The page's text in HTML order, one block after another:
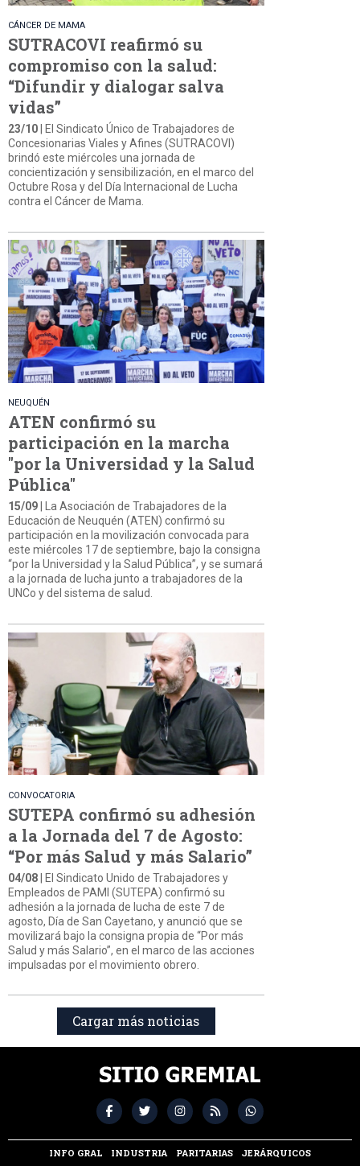
CÁNCER DE MAMA
SUTRACOVI reafirmó su
compromiso con la salud:
“Difundir y dialogar salva
vidas”
23/10 | El Sindicato Único de Trabajadores de
Concesionarias Viales y Afines (SUTRACOVI)
brindó este miércoles una jornada de
concientización y sensibilización, en el marco del
Octubre Rosa y del Día Internacional de Lucha
contra el Cáncer de Mama.
NEUQUÉN
ATEN confirmó su
participación en la marcha
"por la Universidad y la Salud
Pública"
15/09 | La Asociación de Trabajadores de la
Educación de Neuquén (ATEN) confirmó su
participación en la movilización convocada para
este miércoles 17 de septiembre, bajo la consigna
“por la Universidad y la Salud Pública”, y se sumará
a la jornada de lucha junto a trabajadores de la
UNCo y del sistema de salud.
CONVOCATORIA
SUTEPA confirmó su adhesión
a la Jornada del 7 de Agosto:
“Por más Salud y más Salario”
04/08 | El Sindicato Unido de Trabajadores y
Empleados de PAMI (SUTEPA) confirmó su
adhesión a la jornada de lucha de este 7 de
agosto, Día de San Cayetano, y anunció que se
movilizará bajo la consigna propia de “Por más
Salud y más Salario”, en el marco de las acciones
impulsadas por el movimiento obrero.
Cargar más noticias
INFO GRAL INDUSTRIA PARITARIAS JERÁRQUICOS